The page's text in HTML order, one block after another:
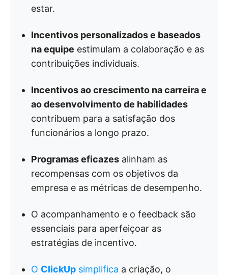
estar.
Incentivos personalizados e baseados
na equipe estimulam a colaboração e as
contribuições individuais.
Incentivos ao crescimento na carreira e
ao desenvolvimento de habilidades
contribuem para a satisfação dos
funcionários a longo prazo.
Programas eficazes alinham as
recompensas com os objetivos da
empresa e as métricas de desempenho.
O acompanhamento e o feedback são
essenciais para aperfeiçoar as
estratégias de incentivo.
O ClickUp simplifica a criação, o